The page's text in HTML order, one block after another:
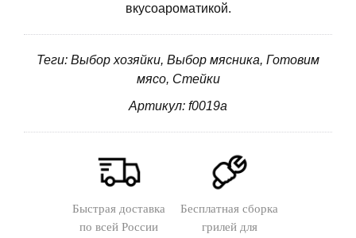
вкусоароматикой.
Теги: Выбор хозяйки, Выбор мясника, Готовим
мясо, Стейки
Артикул: f0019a
Быстрая доставка
по всей России
Бесплатная сборка
грилей для